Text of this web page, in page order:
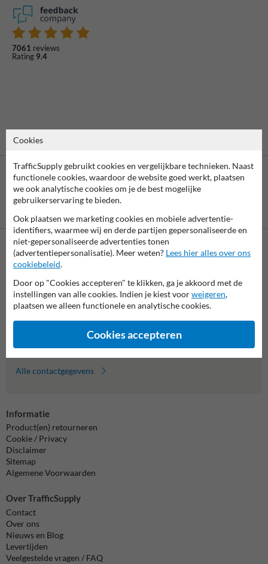
7061 reviews
Rating 9.4
is mogelijk
Neem contact met ons op
7920070.
Vragen? Stuur een e-mail naarinfo@trafficsupply.nlof vul het
formulier in en we reageren zo spoedig mogelijk.
info@trafficsupply.nl
Alle contactgegevens
Informatie
Product(en) retourneren
Cookie / Privacy
Disclaimer
Sitemap
Algemene Voorwaarden
Over TrafficSupply
Contact
Over ons
Nieuws en Blog
Levertijden
Veelgestelde vragen / FAQ
Cookies
TrafficSupply gebruikt cookies en vergelijkbare technieken. Naast
functionele cookies, waardoor de website goed werkt, plaatsen
we ook analytische cookies om je de best mogelijke
gebruikerservaring te bieden.
Ook plaatsen we marketing cookies en mobiele advertentie-
identifiers, waarmee wij en derde partijen gepersonaliseerde en
niet-gepersonaliseerde advertenties tonen
(advertentiepersonalisatie). Meer weten? Lees hier alles over ons
cookiebeleid.
Door op "Cookies accepteren" te klikken, ga je akkoord met de
instellingen van alle cookies. Indien je kiest voorweigeren,
plaatsen we alleen functionele en analytische cookies.
Cookies accepteren